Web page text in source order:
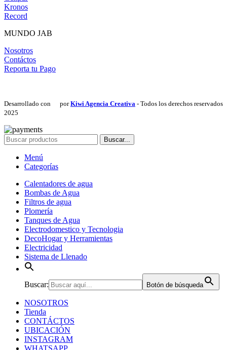
Kronos
Record
MUNDO JAB
Nosotros
Contáctos
Reporta tu Pago
Desarrollado con porKiwi Agencia Creativa - Todos los derechos reservados
2025
Buscar...
Menú
Categorías
Calentadores de agua
Bombas de Agua
Filtros de agua
Plomería
Tanques de Agua
Electrodomestico y Tecnologia
DecoHogar y Herramientas
Electricidad
Sistema de Llenado
Buscar: Botón de búsqueda
NOSOTROS
Tienda
CONTÁCTOS
UBICACIÓN
INSTAGRAM